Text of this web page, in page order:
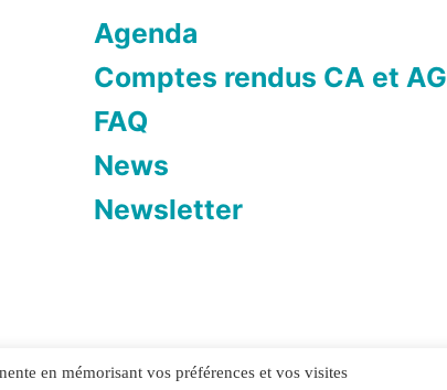
Agenda
Comptes rendus CA et AG
FAQ
News
Newsletter
légales
en mémorisant vos préférences et vos visites